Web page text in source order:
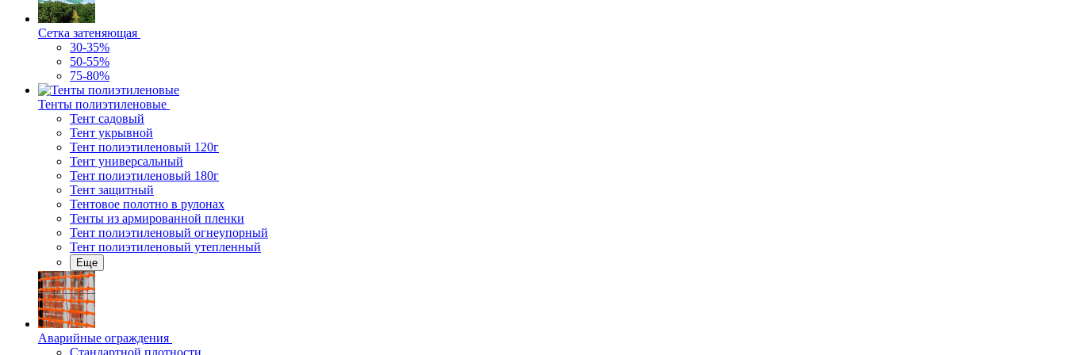
Сетка затеняющая
30-35%
50-55%
75-80%
Тенты полиэтиленовые
Тент садовый
Тент укрывной
Тент полиэтиленовый 120г
Тент универсальный
Тент полиэтиленовый 180г
Тент защитный
Тентовое полотно в рулонах
Тенты из армированной пленки
Тент полиэтиленовый огнеупорный
Тент полиэтиленовый утепленный
Еще
Аварийные ограждения
Стандартной плотности